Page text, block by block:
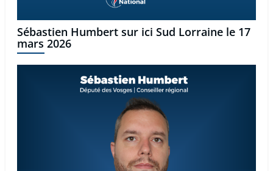
Sébastien Humbert sur ici Sud Lorraine le 17
mars 2026